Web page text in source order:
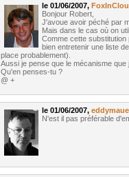
le 01/06/2007,
Bonjour Robert,
J'avoue avoir péché par
Mais dans le cas où on
Comme cette substitution
bien entretenir une liste
place probablement).
Aussi je pense que le mécanisme
Qu'en penses-tu ?
@ +
le 01/06/2007, eddymaue
N'est il pas préférable